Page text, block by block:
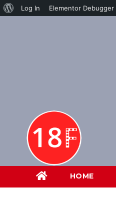
About
Log In Elementor Debugger
HOME